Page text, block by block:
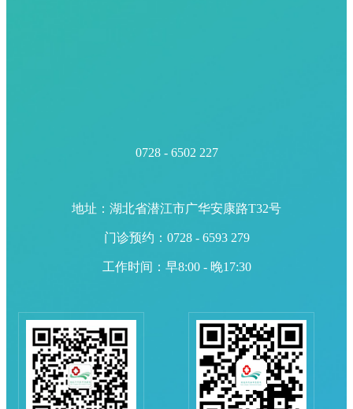
0728 - 6502 227
地址：湖北省潜江市广华安康路T32号
门诊预约：0728 - 6593 279
工作时间：早8:00 - 晚17:30